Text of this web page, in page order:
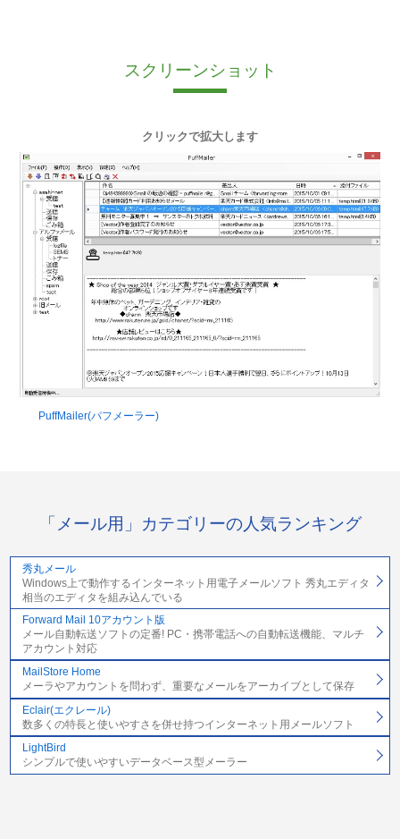
スクリーンショット
クリックで拡大します
PuffMailer(パフメーラー)
「メール用」カテゴリーの人気ランキング
秀丸メール
Windows上で動作するインターネット用電子メールソフト 秀丸エディタ
相当のエディタを組み込んでいる
Forward Mail 10アカウント版
メール自動転送ソフトの定番! PC・携帯電話への自動転送機能、マルチ
アカウント対応
MailStore Home
メーラやアカウントを問わず、重要なメールをアーカイブとして保存
Eclair(エクレール)
数多くの特長と使いやすさを併せ持つインターネット用メールソフト
LightBird
シンプルで使いやすいデータベース型メーラー